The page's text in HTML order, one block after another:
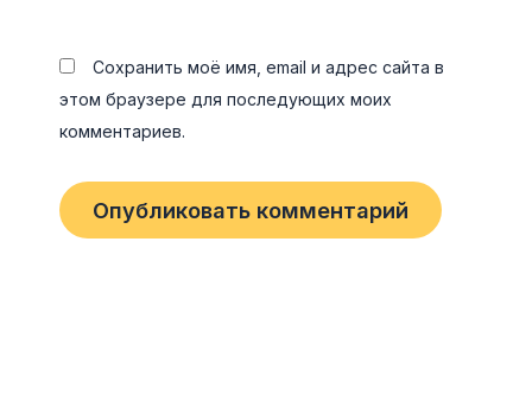
Сохранить моё имя, email и адрес сайта в
этом браузере для последующих моих
комментариев.